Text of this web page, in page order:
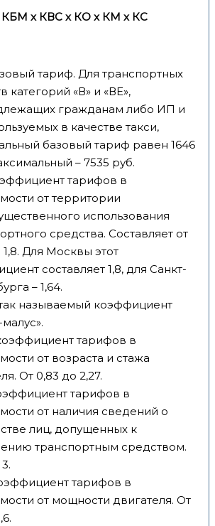
КБМ x КВС x КО x КМ x КС
тариф. Для транспортных
категорий «В» и «ВЕ»,
гражданам либо ИП и
в качестве такси,
базовый тариф равен 1646
– 7535 руб.
тарифов в
от территории
использования
средства. Составляет от
1,8. Для Москвы этот
составляет 1,8, для Санкт-
– 1,64.
называемый коэффициент
тарифов в
от возраста и стажа
От 0,83 до 2,27.
тарифов в
от наличия сведений о
лиц, допущенных к
транспортным средством.
тарифов в
от мощности двигателя. От